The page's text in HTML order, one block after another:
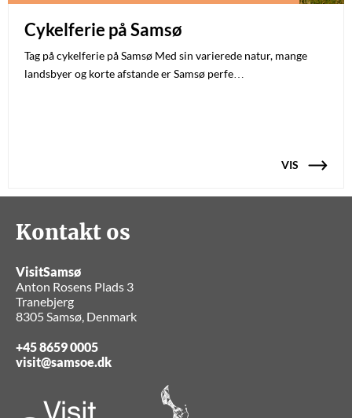
Cykelferie på Samsø
Tag på cykelferie på Samsø Med sin varierede natur, mange
landsbyer og korte afstande er Samsø perfe…
VIS
Kontakt os
VisitSamsø
Anton Rosens Plads 3
Tranebjerg
8305 Samsø, Denmark
+45 8659 0005
visit@samsoe.dk